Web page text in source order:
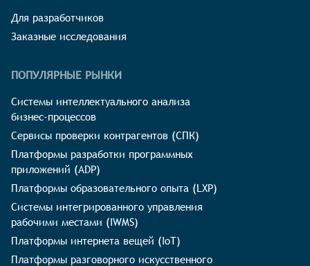
Для разработчиков
Заказные исследования
ПОПУЛЯРНЫЕ РЫНКИ
Системы интеллектуального анализа
бизнес-процессов
Сервисы проверки контрагентов (СПК)
Платформы разработки программных
приложений (ADP)
Платформы образовательного опыта (LXP)
Системы интегрированного управления
рабочими местами (IWMS)
Платформы интернета вещей (IoT)
Платформы разговорного искусственного